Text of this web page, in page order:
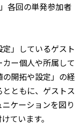
各回の単発参加者
」しているゲスト
ー個人や所属して
開拓や設定」の経
ともに、ゲストス
ケーションを図り
ています。